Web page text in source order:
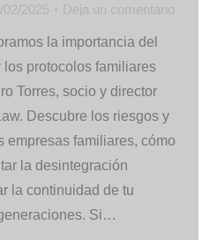
02/2025 Deja un comentario
la importancia del
protocolos familiares
Torres, socio y director
Descubre los riesgos y
empresas familiares, cómo
la desintegración
la continuidad de tu
Si…